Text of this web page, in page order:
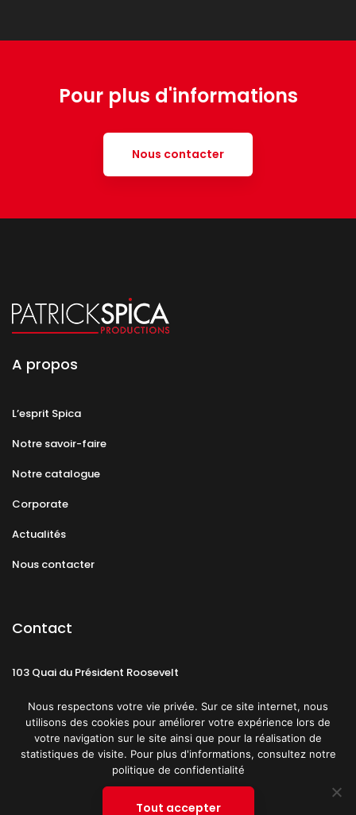
Pour plus d'informations
Nous contacter
A propos
L’esprit Spica
Notre savoir-faire
Notre catalogue
Corporate
Actualités
Nous contacter
Contact
103 Quai du Président Roosevelt
CGU Politique de confidentialité
Nous respectons votre vie privée. Sur ce site internet, nous
utilisons des cookies pour améliorer votre expérience lors de
votre navigation sur le site ainsi que pour la réalisation de
statistiques de visite. Pour plus d'informations, consultez notre
politique de confidentialité
Tout accepter